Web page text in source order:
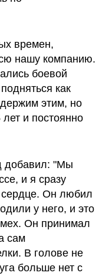
времен,
нашу компанию.
боевой
как
этим, но
и постоянно
добавил: "Мы
и я сразу
сердце. Он любил
у него, и это
Он принимал
сам
В голове не
больше нет с